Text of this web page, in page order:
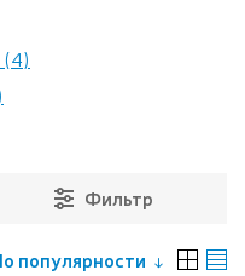
(4)
Фильтр
популярности